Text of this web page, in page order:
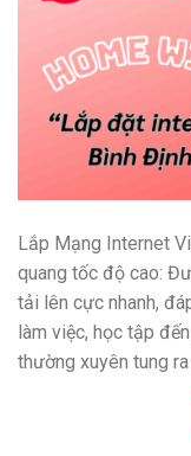
Lắp Mạng Internet
quang tốc độ cao:
tải lên cực nhanh,
làm việc, học tập
thường xuyên tung ra